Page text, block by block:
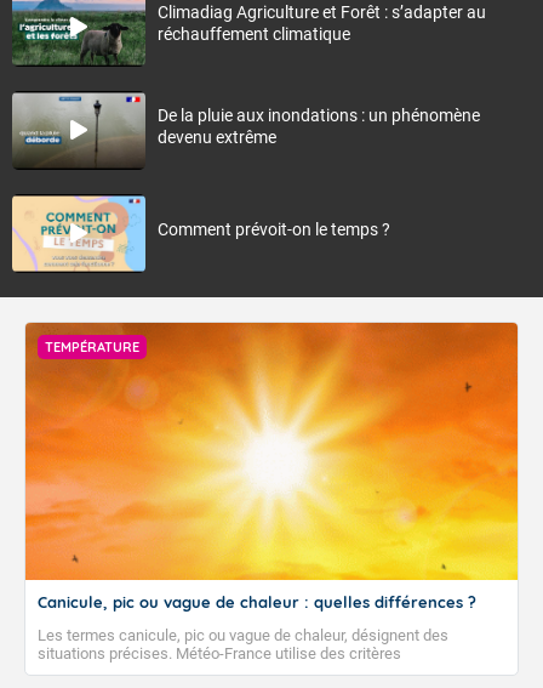
Climadiag Agriculture et Forêt : s’adapter au
réchauffement climatique
De la pluie aux inondations : un phénomène
devenu extrême
Comment prévoit-on le temps ?
TEMPÉRATURE
Canicule, pic ou vague de chaleur : quelles différences ?
Les termes canicule, pic ou vague de chaleur, désignent des
situations précises. Météo-France utilise des critères
climatologiques pour évaluer et qualifier les épisodes de chaleur qui